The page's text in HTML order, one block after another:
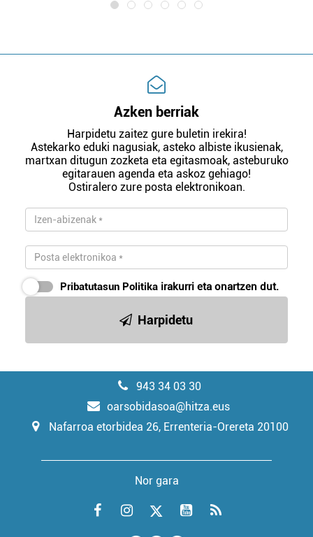
Azken berriak
Harpidetu zaitez gure buletin irekira!
Astekarko eduki nagusiak, asteko albiste ikusienak,
martxan ditugun zozketa eta egitasmoak, asteburuko
egitarauen agenda eta askoz gehiago!
Ostiralero zure posta elektronikoan.
Pribatutasun Politika irakurri eta onartzen dut.
Harpidetu
943 34 03 30
oarsobidasoa@hitza.eus
Nafarroa etorbidea 26, Errenteria-Orereta 20100
Nor gara